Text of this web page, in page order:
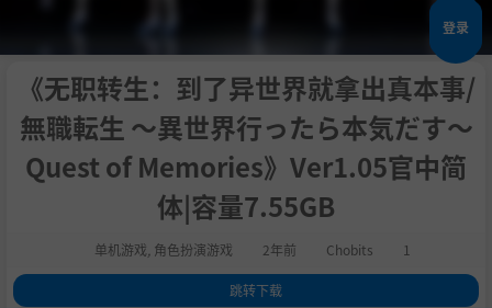
登录
《无职转生：到了异世界就拿出真本事/
無職転生 ～異世界行ったら本気だす～
Quest of Memories》Ver1.05官中简
体|容量7.55GB
单机游戏 角色扮演游戏 2年前 Chobits 1
跳转下载